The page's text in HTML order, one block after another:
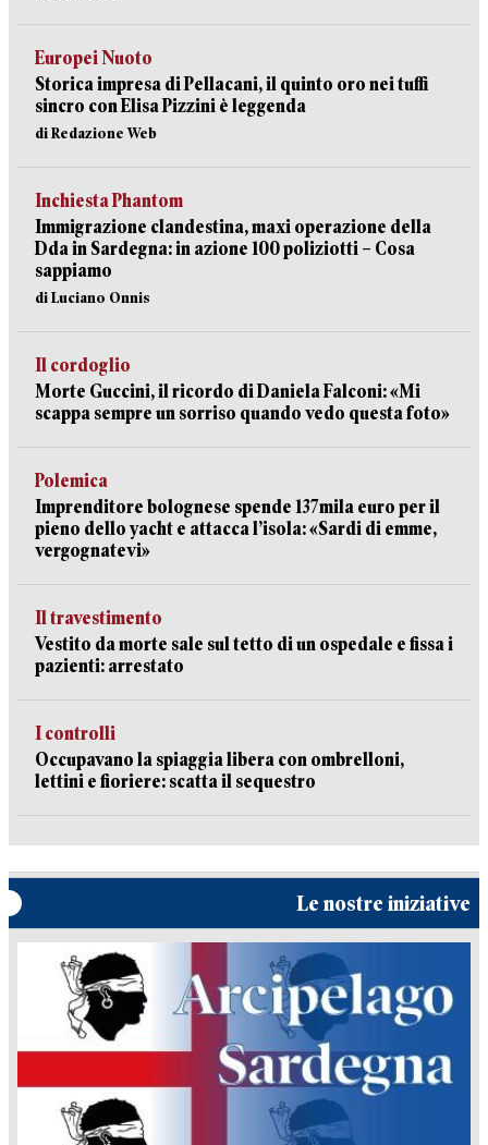
Europei Nuoto
Storica impresa di Pellacani, il quinto oro nei tuffi
sincro con Elisa Pizzini è leggenda
di Redazione Web
Inchiesta Phantom
Immigrazione clandestina, maxi operazione della
Dda in Sardegna: in azione 100 poliziotti – Cosa
sappiamo
di Luciano Onnis
Il cordoglio
Morte Guccini, il ricordo di Daniela Falconi: «Mi
scappa sempre un sorriso quando vedo questa foto»
Polemica
Imprenditore bolognese spende 137mila euro per il
pieno dello yacht e attacca l’isola: «Sardi di emme,
vergognatevi»
Il travestimento
Vestito da morte sale sul tetto di un ospedale e fissa i
pazienti: arrestato
I controlli
Occupavano la spiaggia libera con ombrelloni,
lettini e fioriere: scatta il sequestro
Le nostre iniziative